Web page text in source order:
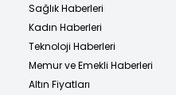
Sağlık Haberleri
Kadın Haberleri
Teknoloji Haberleri
Memur ve Emekli Haberleri
Altın Fiyatları